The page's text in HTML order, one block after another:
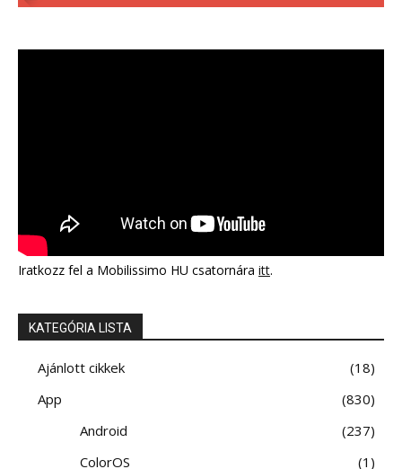
Iratkozz fel a Mobilissimo HU csatornára itt.
KATEGÓRIA LISTA
Ajánlott cikkek
18
App
830
Android
237
ColorOS
1